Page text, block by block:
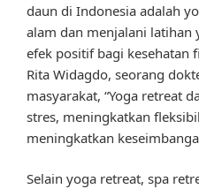
daun di Indonesia adalah
alam dan menjalani latihan
efek positif bagi kesehatan
Rita Widagdo, seorang
masyarakat, “Yoga retreat
stres, meningkatkan
meningkatkan
Selain yoga retreat, spa